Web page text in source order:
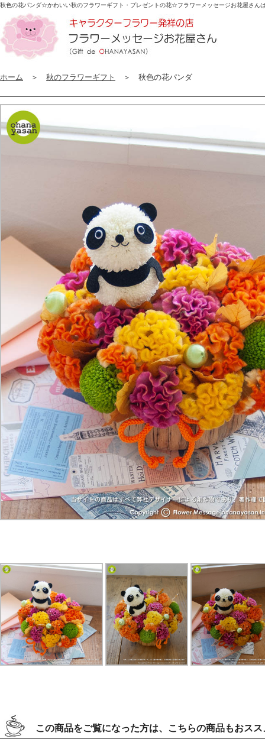
秋色の花パンダ☆かわいい秋のフラワーギフト・プレゼントの花☆フラワーメッセージお花屋さん
ホーム ＞ 秋のフラワーギフト ＞ 秋色の花パンダ
この商品をご覧になった方は、こちらの商品もおスス